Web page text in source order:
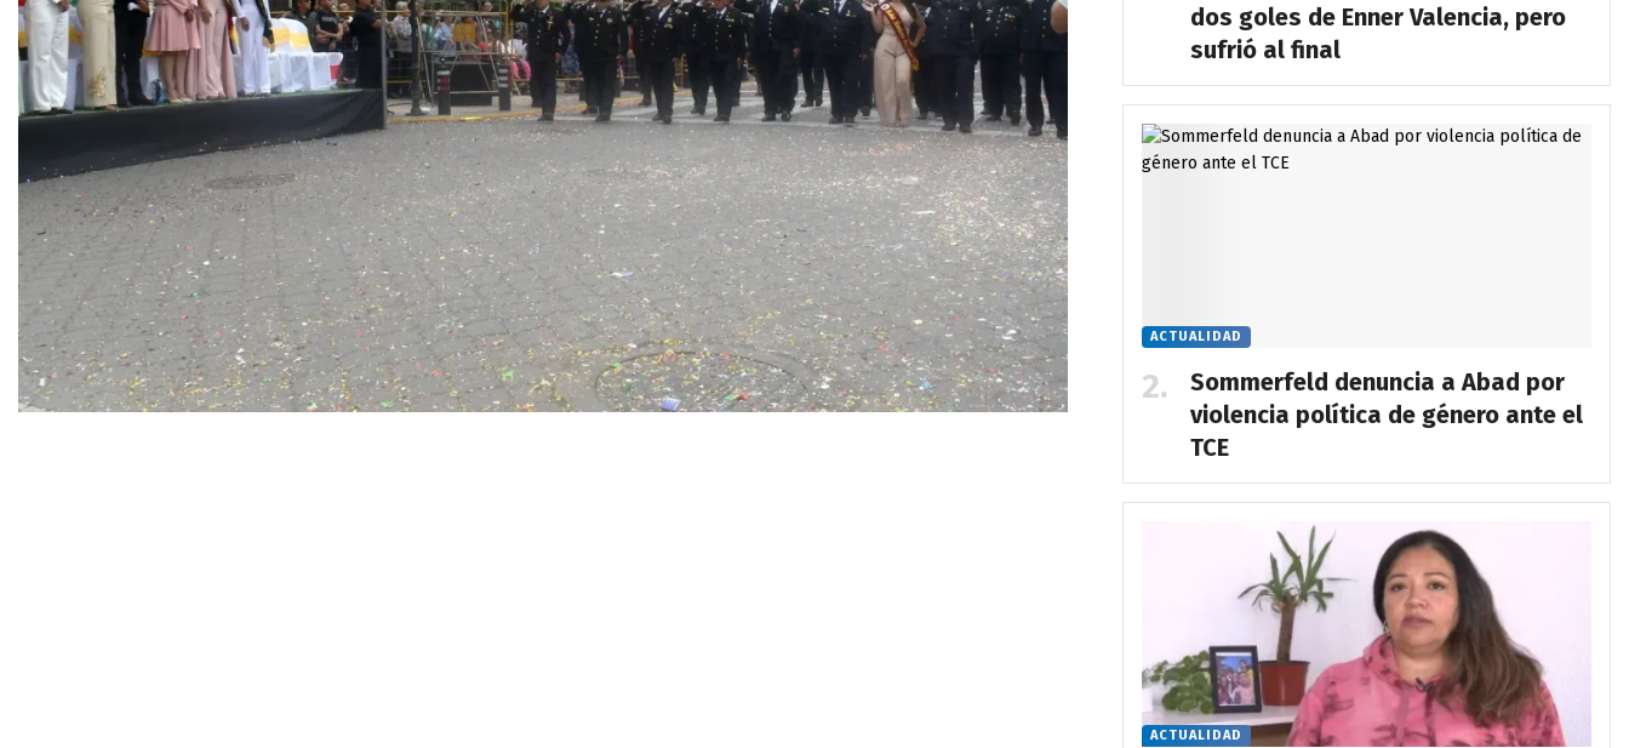
dos goles de Enner Valencia, pero
sufrió al final
ACTUALIDAD
Sommerfeld denuncia a Abad por
violencia política de género ante el
TCE
ACTUALIDAD